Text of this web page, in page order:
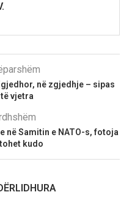
në zgjedhje – sipas
vjetra
në Samitin e NATO-s, fotoja
kudo